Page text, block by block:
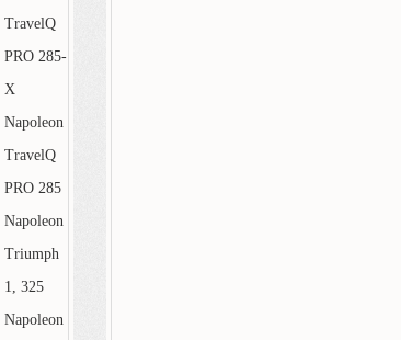
TravelQ
PRO 285-
X
Napoleon
TravelQ
PRO 285
Napoleon
Triumph
1, 325
Napoleon